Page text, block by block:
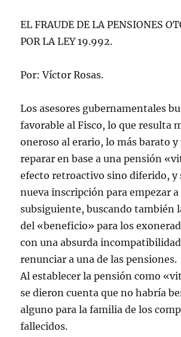
EL FRAUDE DE LA PENSIONES
POR LA LEY 19.992.
Por: Víctor Rosas.
Los asesores gubernamentales
favorable al Fisco, lo que resulta
oneroso al erario, lo más barato
reparar en base a una pensión
efecto retroactivo sino diferido, y
nueva inscripción para empezar a
subsiguiente, buscando también
del «beneficio» para los
con una absurda
renunciar a una de las pensiones.
Al establecer la pensión como
se dieron cuenta que no habría
alguno para la familia de los
fallecidos.